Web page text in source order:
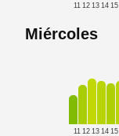
11 12 13 14 15
Miércoles
11 12 13 14 15